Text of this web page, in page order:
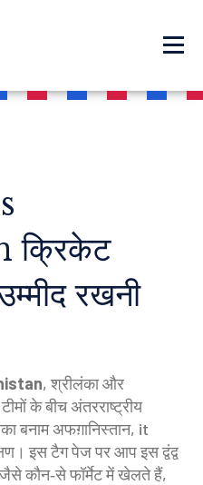
क्रिकेट
रखनी
,श्रीलंका और
के बीच अंतरराष्ट्रीय
बनाम अफग़ानिस्तान, it
इस टैग पेज पर आप इस द्वंद्व
कौन‑से फॉर्मेट में खेलते हैं,